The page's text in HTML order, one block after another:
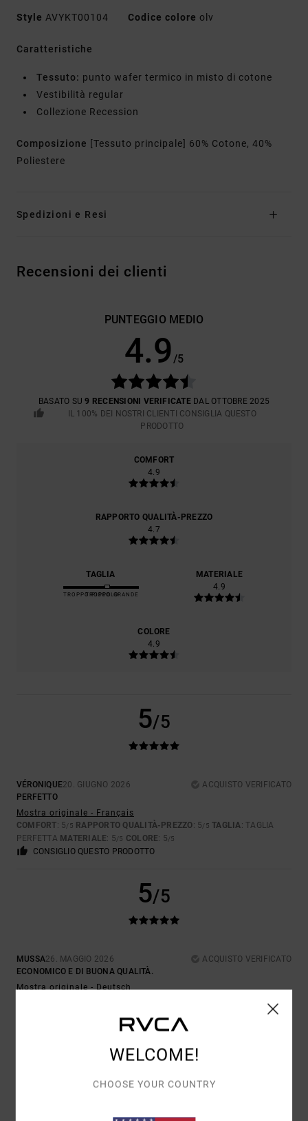
Style AVYKT00104 Codice colore olv
Caratteristiche
Tessuto: punto wafer termico in misto di cotone
Vestibilità regular
Collezione Recession
Composizione [Tessuto principale] 60% Cotone, 40%
Poliestere
Spedizioni e Resi
Recensioni dei clienti
PUNTEGGIO MEDIO
4.9/5
BASATO SU9 RECENSIONI VERIFICATEDAL OTTOBRE 2025
IL 100% DEI NOSTRI CLIENTI CONSIGLIA QUESTO
PRODOTTO
COMFORT
4.9
RAPPORTO QUALITÀ-PREZZO
4.7
TAGLIA
TROPPO PICCOLO
TROPPO GRANDE
MATERIALE
4.9
COLORE
4.9
5/5
VÉRONIQUE20. GIUGNO 2026
ACQUISTO VERIFICATO
PERFETTO
Mostra originale - Français
COMFORT: 5/5 RAPPORTO QUALITÀ-PREZZO: 5/5 TAGLIA: TAGLIA
PERFETTA MATERIALE: 5/5 COLORE: 5/5
CONSIGLIO QUESTO PRODOTTO
5/5
MUSSA26. MAGGIO 2026
ACQUISTO VERIFICATO
ECONOMICO E DI BUONA QUALITÀ.
Mostra originale - Deutsch
CONSIGLIO QUESTO PRODOTTO
5
WELCOME!
CHOOSE YOUR COUNTRY